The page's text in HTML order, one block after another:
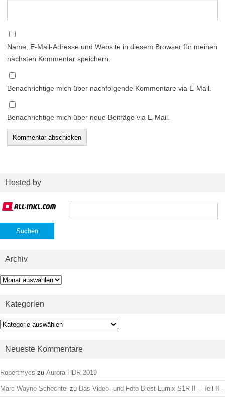
Name, E-Mail-Adresse und Website in diesem Browser für meinen
nächsten Kommentar speichern.
Benachrichtige mich über nachfolgende Kommentare via E-Mail.
Benachrichtige mich über neue Beiträge via E-Mail.
Hosted by
Suchen
Archiv
Archiv
Kategorien
Kategorien
Neueste Kommentare
Robertmycs zu Aurora HDR 2019
Marc Wayne Schechtel zu Das Video- und Foto Biest Lumix S1R II – Teil II –